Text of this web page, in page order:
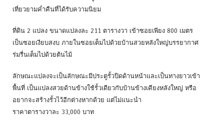
เที่ยวยามค่ำคืนที่ได้รับความนิยม
ที่ดิน 2 แปลง ขนาดแปลงละ 211 ตารางวา เข้าซอยเพียง 800 เมตร
เป็นซอยเงียบสงบ ภายในซอยเต็มไปด้วยบ้านสวยหลังใหญ่บรรยากาศ
ร่มรื่นเต็มไปด้วยต้นไม้
ลักษณะแปลงจะเป็นลักษณะมีประตูรั้วปิดด้านหน้าและเป็นทางยาวเข้า
พื้นที่ เป็นแปลงสวยด้านข้างใช้รั้วเดียวกับบ้านข้างเคียงหลังใหญ่ หรือ
อยากจะสร้างรั้วไว้อีกต่างหากด้วย แต่ไม่แนะนำ
ราคาตารางวาละ 33,000 บาท